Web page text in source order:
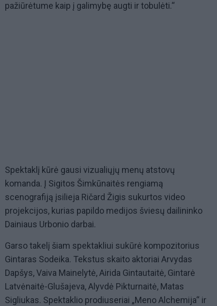
pažiūrėtume kaip į galimybę augti ir tobulėti.“
Spektaklį kūrė gausi vizualiųjų menų atstovų
komanda. Į Sigitos Šimkūnaitės rengiamą
scenografiją įsilieja Ričard Žigis sukurtos video
projekcijos, kurias papildo medijos šviesų dailininko
Dainiaus Urbonio darbai.
Garso takelį šiam spektakliui sukūrė kompozitorius
Gintaras Sodeika. Tekstus skaito aktoriai Arvydas
Dapšys, Vaiva Mainelytė, Airida Gintautaitė, Gintarė
Latvėnaitė-Glušajeva, Alyvdė Pikturnaitė, Matas
Sigliukas. Spektaklio prodiuseriai „Meno Alchemija“ ir